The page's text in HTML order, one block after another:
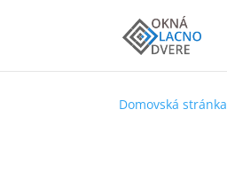
Domovská stránka